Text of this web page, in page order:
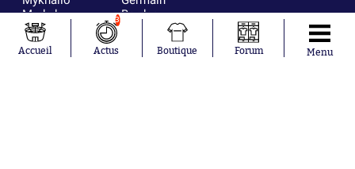
Mudryk
Neymar
Khalis Merah
Loïs Openda
Bordeaux
Olympique
FIFA
Accueil
3
Actus Boutique Forum Menu